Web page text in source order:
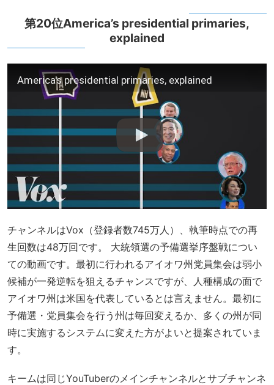
第20位America’s presidential primaries,
explained
America's presidential primaries, explained
チャンネルはVox（登録者数745万人）、執筆時点での再
生回数は48万回です。 大統領選の予備選挙序盤戦につい
ての動画です。最初に行われるアイオワ州党員集会は弱小
候補が一発逆転を狙えるチャンスですが、人種構成の面で
アイオワ州は米国を代表しているとは言えません。最初に
予備選・党員集会を行う州は毎回変えるか、多くの州が同
時に実施するシステムに変えた方がよいと提案されていま
す。
キームは同じYouTuberのメインチャンネルとサブチャンネ